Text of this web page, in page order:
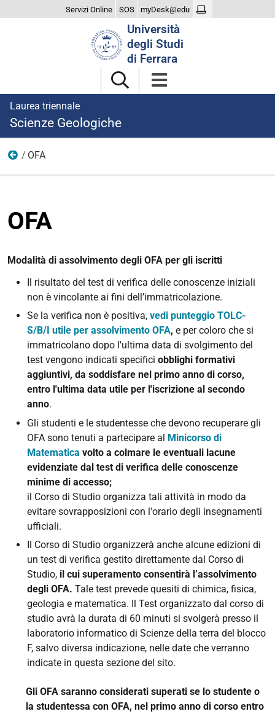
Servizi Online SOS myDesk@edu
Università
degli Studi
di Ferrara
Laurea triennale
Scienze Geologiche
Didattica
OFA
OFA
Modalità di assolvimento degli OFA per gli iscritti
Il risultato del test di verifica delle conoscenze iniziali
non è vincolante ai fini dell’immatricolazione.
Se la verifica non è positiva, vedi punteggio TOLC-
S/B/I utile per assolvimento OFA, e per coloro che si
immatricolano dopo l'ultima data di svolgimento del
test vengono indicati specifici obblighi formativi
aggiuntivi, da soddisfare nel primo anno di corso,
entro l'ultima data utile per l'iscrizione al secondo
anno.
Gli studenti e le studentesse che devono recuperare gli
OFA sono tenuti a partecipare al Minicorso di
Matematica volto a colmare le eventuali lacune
evidenziate dal test di verifica delle conoscenze
minime di accesso;
il Corso di Studio organizza tali attività in modo da
evitare sovrapposizioni con l'orario degli insegnamenti
ufficiali.
Il Corso di Studio organizzerà anche alcune edizioni di
un test di verifica gestito direttamente dal Corso di
Studio, il cui superamento consentirà l’assolvimento
degli OFA. Tale test prevede quesiti di chimica, fisica,
geologia e matematica. Il Test organizzato dal corso di
studio avrà la durata di 60 minuti si svolgerà presso il
laboratorio informatico di Scienze della terra del blocco
F, salvo diversa indicazione, nelle date che verranno
indicate in questa sezione del sito.
Gli OFA saranno considerati superati se lo studente o
la studentessa con OFA, nel primo anno di corso entro